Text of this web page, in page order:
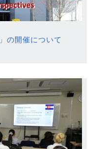
の開催について